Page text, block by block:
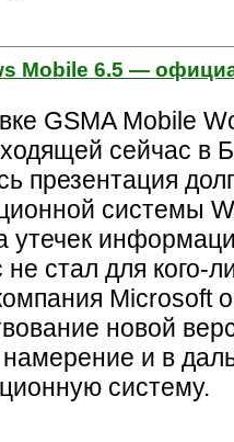
Mobile 6.5 —
GSMA Mobile
сейчас в
презентация
системы
утечек
стал для кого-
Microsoft
новой
намерение и в
систему.